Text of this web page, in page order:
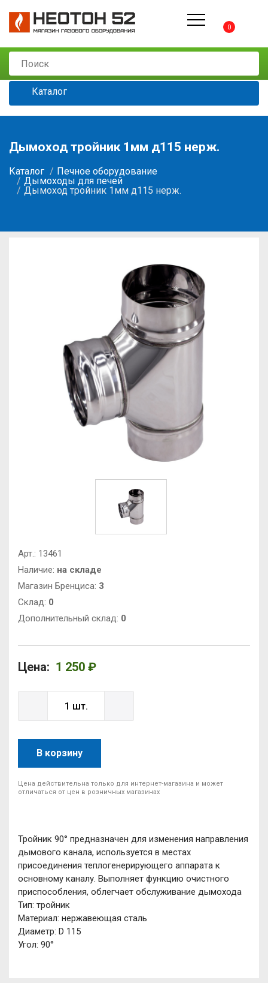
0
Каталог
Дымоход тройник 1мм д115 нерж.
Каталог
Печное оборудование
Дымоходы для печей
Дымоход тройник 1мм д115 нерж.
Арт.: 13461
Наличие: на складе
Магазин Бренциса: 3
Cклад: 0
Дополнительный склад: 0
Цена: 1 250 ₽
В корзину
Цена действительна только для интернет-магазина и может
отличаться от цен в розничных магазинах
Тройник 90° предназначен для изменения направления
дымового канала, используется в местах
присоединения теплогенерирующего аппарата к
основному каналу. Выполняет функцию очистного
приспособления, облегчает обслуживание дымохода
Тип: тройник
Материал: нержавеющая сталь
Диаметр: D 115
Угол: 90°